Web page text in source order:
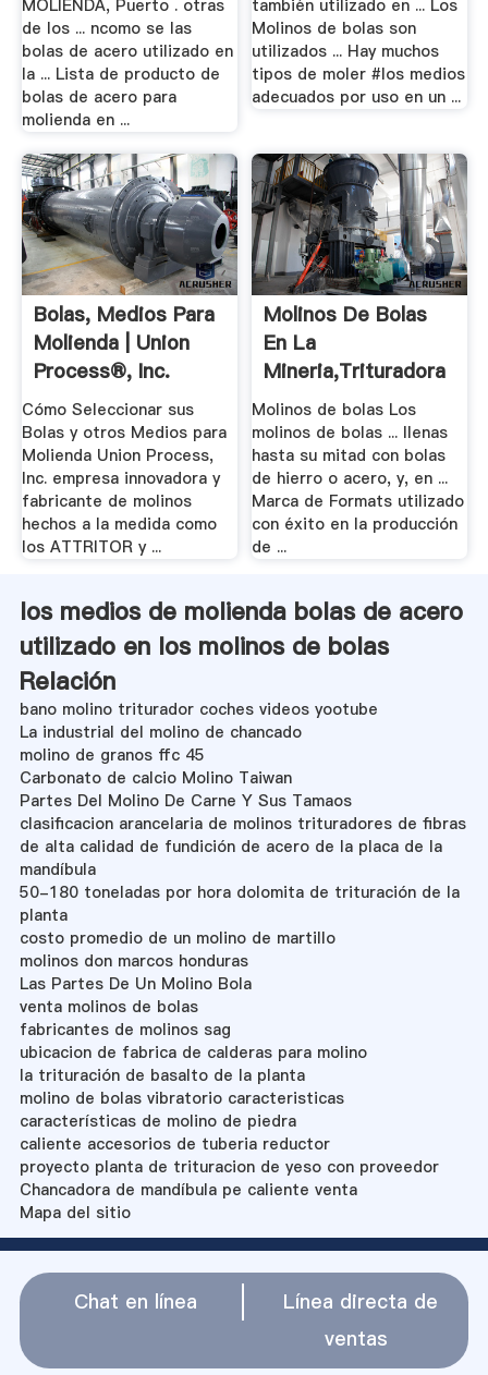
MOLIENDA, Puerto . otras
de los ... ncomo se las
bolas de acero utilizado en
la ... Lista de producto de
bolas de acero para
molienda en ...
también utilizado en ... Los
Molinos de bolas son
utilizados ... Hay muchos
tipos de moler #los medios
adecuados por uso en un ...
Bolas, Medios Para
Molienda | Union
Process®, Inc.
Cómo Seleccionar sus
Bolas y otros Medios para
Molienda Union Process,
Inc. empresa innovadora y
fabricante de molinos
hechos a la medida como
los ATTRITOR y ...
Molinos De Bolas
En La
Mineria,Trituradora
De .
Molinos de bolas Los
molinos de bolas ... llenas
hasta su mitad con bolas
de hierro o acero, y, en ...
Marca de Formats utilizado
con éxito en la producción
de ...
los medios de molienda bolas de acero
utilizado en los molinos de bolas
Relación
bano molino triturador coches videos yootube
La industrial del molino de chancado
molino de granos ffc 45
Carbonato de calcio Molino Taiwan
Partes Del Molino De Carne Y Sus Tamaos
clasificacion arancelaria de molinos trituradores de fibras
de alta calidad de fundición de acero de la placa de la
mandíbula
50-180 toneladas por hora dolomita de trituración de la
planta
costo promedio de un molino de martillo
molinos don marcos honduras
Las Partes De Un Molino Bola
venta molinos de bolas
fabricantes de molinos sag
ubicacion de fabrica de calderas para molino
la trituración de basalto de la planta
molino de bolas vibratorio caracteristicas
características de molino de piedra
caliente accesorios de tuberia reductor
proyecto planta de trituracion de yeso con proveedor
Chancadora de mandíbula pe caliente venta
Mapa del sitio
Chat en línea
Línea directa de
ventas